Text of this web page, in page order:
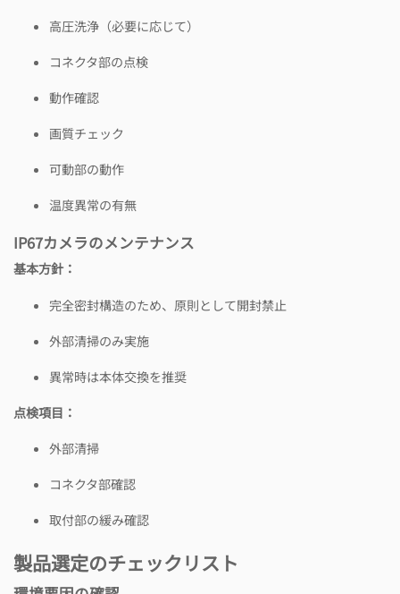
高圧洗浄（必要に応じて）
コネクタ部の点検
動作確認
画質チェック
可動部の動作
温度異常の有無
IP67カメラのメンテナンス
基本方針：
完全密封構造のため、原則として開封禁止
外部清掃のみ実施
異常時は本体交換を推奨
点検項目：
外部清掃
コネクタ部確認
取付部の緩み確認
製品選定のチェックリスト